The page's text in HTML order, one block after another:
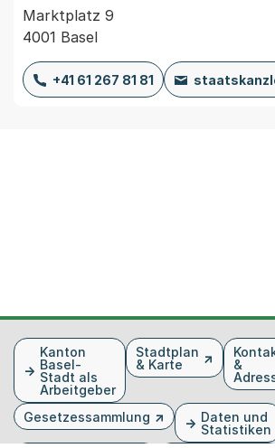
Marktplatz 9
4001 Basel
+41 61 267 81 81
FusszeileKanton
Basel-
Stadt als
Arbeitgeber
Stadtplan
& Karte
&
Gesetzessammlung
Daten und
Statistiken